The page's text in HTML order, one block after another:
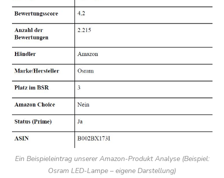
Ein Beispieleintrag unserer Amazon-Produkt Analyse (Beispiel:
Osram LED-Lampe – eigene Darstellung)